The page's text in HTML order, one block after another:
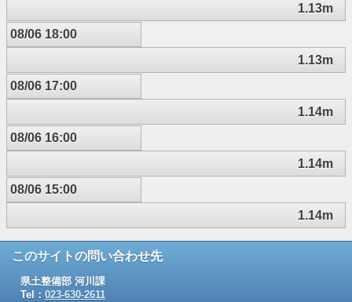
1.13m
08/06 18:00
1.13m
08/06 17:00
1.14m
08/06 16:00
1.14m
08/06 15:00
1.14m
このサイトの問い合わせ先
県土整備部 河川課
Tel： 023-630-2611